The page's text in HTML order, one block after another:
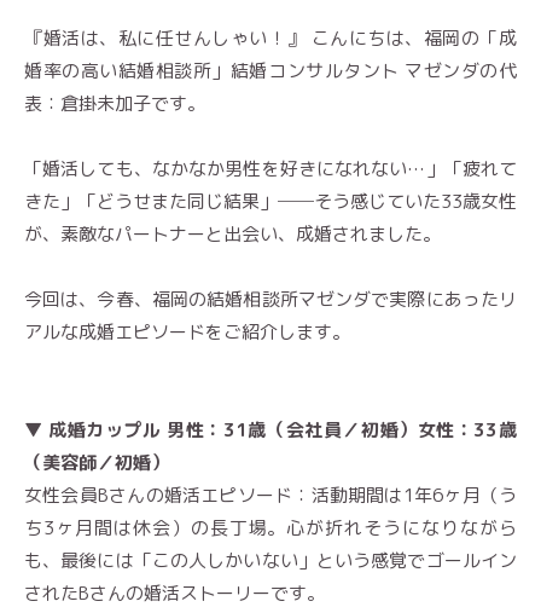
『婚活は、私に任せんしゃい！』 こんにちは、福岡の「成
婚率の高い結婚相談所」結婚コンサルタント マゼンダの代
表：倉掛未加子です。
「婚活しても、なかなか男性を好きになれない…」「疲れて
きた」「どうせまた同じ結果」──そう感じていた33歳女性
が、素敵なパートナーと出会い、成婚されました。
今回は、今春、福岡の結婚相談所マゼンダで実際にあったリ
アルな成婚エピソードをご紹介します。
▼ 成婚カップル 男性：31歳（会社員／初婚）女性：33歳
（美容師／初婚）
女性会員Bさんの婚活エピソード：活動期間は1年6ヶ月（う
ち3ヶ月間は休会）の長丁場。心が折れそうになりながら
も、最後には「この人しかいない」という感覚でゴールイン
されたBさんの婚活ストーリーです。